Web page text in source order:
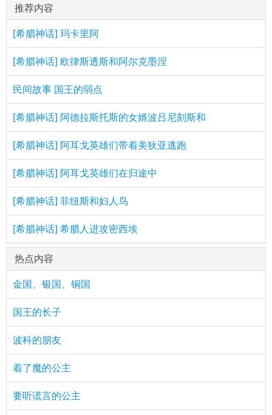
推荐内容
[希腊神话] 玛卡里阿
[希腊神话] 欧律斯透斯和阿尔克墨涅
民间故事 国王的弱点
[希腊神话] 阿德拉斯托斯的女婿波吕尼刻斯和
[希腊神话] 阿耳戈英雄们带着美狄亚逃跑
[希腊神话] 阿耳戈英雄们在归途中
[希腊神话] 菲纽斯和妇人鸟
[希腊神话] 希腊人进攻密西埃
热点内容
金国、银国、铜国
国王的长子
波科的朋友
着了魔的公主
要听谎言的公主